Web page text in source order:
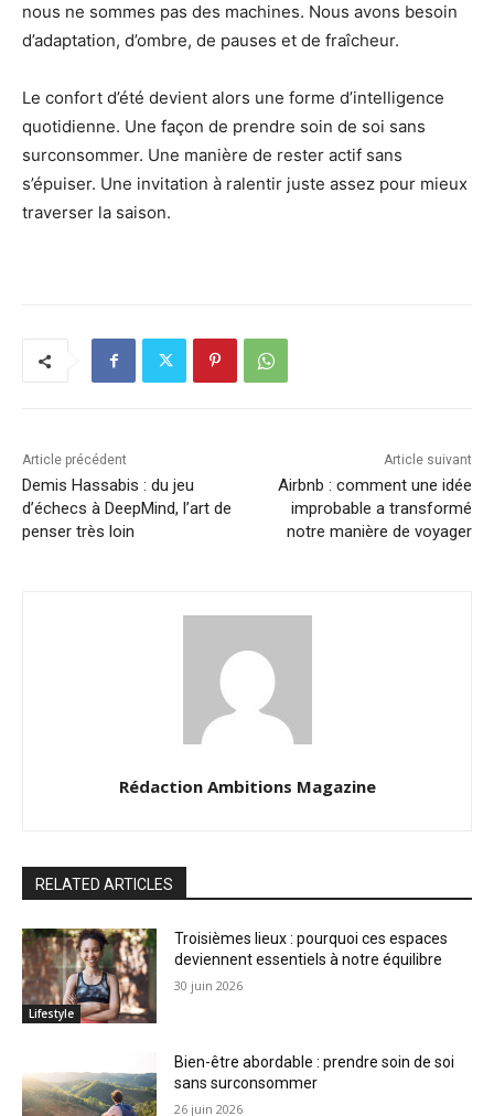
nous ne sommes pas des machines. Nous avons besoin
d’adaptation, d’ombre, de pauses et de fraîcheur.
Le confort d’été devient alors une forme d’intelligence
quotidienne. Une façon de prendre soin de soi sans
surconsommer. Une manière de rester actif sans
s’épuiser. Une invitation à ralentir juste assez pour mieux
traverser la saison.
Article précédent
Demis Hassabis : du jeu
d’échecs à DeepMind, l’art de
penser très loin
Article suivant
Airbnb : comment une idée
improbable a transformé
notre manière de voyager
Rédaction Ambitions Magazine
RELATED ARTICLES
Lifestyle
Troisièmes lieux : pourquoi ces espaces
deviennent essentiels à notre équilibre
30 juin 2026
Bien-être abordable : prendre soin de soi
sans surconsommer
26 juin 2026